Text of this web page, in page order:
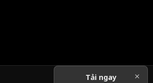
Tải ngay